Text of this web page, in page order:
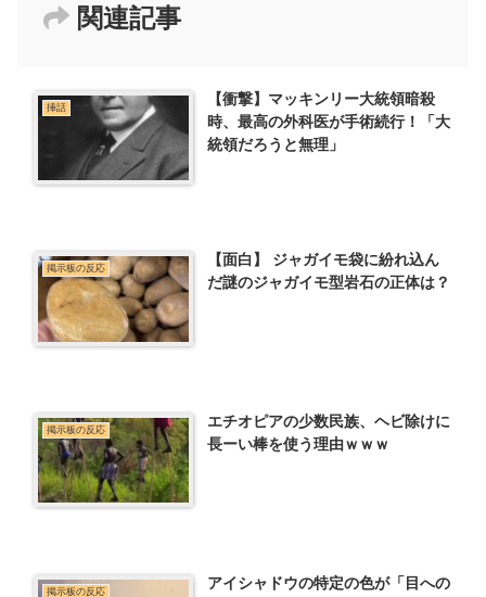
関連記事
挿話
【衝撃】マッキンリー大統領暗殺
時、最高の外科医が手術続行！「大
統領だろうと無理」
掲示板の反応
【面白】 ジャガイモ袋に紛れ込ん
だ謎のジャガイモ型岩石の正体は？
掲示板の反応
エチオピアの少数民族、ヘビ除けに
長ーい棒を使う理由ｗｗｗ
掲示板の反応
アイシャドウの特定の色が「目への